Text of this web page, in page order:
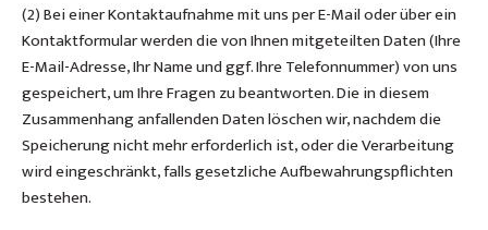
(2) Bei einer Kontaktaufnahme mit uns per E-Mail oder über ein
Kontaktformular werden die von Ihnen mitgeteilten Daten (Ihre
E-Mail-Adresse, Ihr Name und ggf. Ihre Telefonnummer) von uns
gespeichert, um Ihre Fragen zu beantworten. Die in diesem
Zusammenhang anfallenden Daten löschen wir, nachdem die
Speicherung nicht mehr erforderlich ist, oder die Verarbeitung
wird eingeschränkt, falls gesetzliche Aufbewahrungspflichten
bestehen.